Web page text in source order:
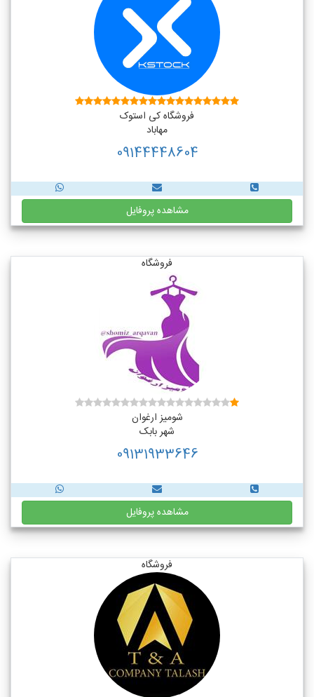
فروشگاه کی استوک
مهاباد
09144448604
مشاهده پروفایل
فروشگاه
شومیز ارغوان
شهر بابک
09131933646
مشاهده پروفایل
فروشگاه